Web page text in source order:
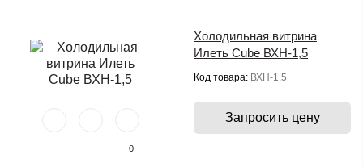
0
Холодильная витрина
Илеть Cube ВХН-1,5
Код товара: ВХН-1,5
Запросить цену